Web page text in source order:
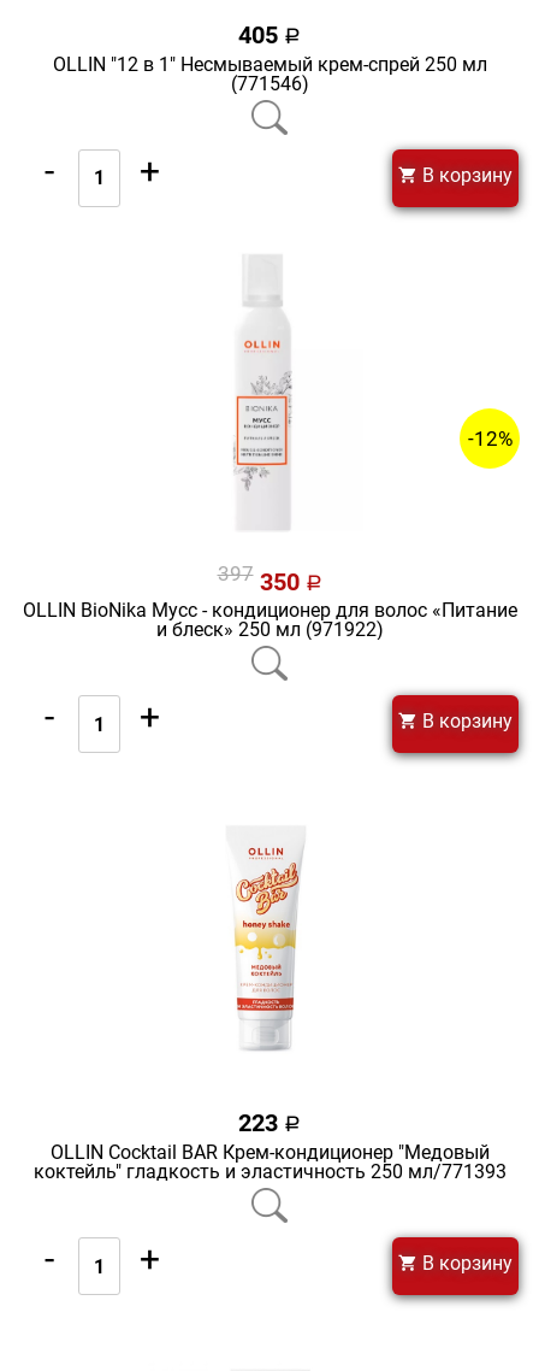
405 a
OLLIN "12 в 1" Несмываемый крем-спрей 250 мл
(771546)
- + В корзину
-12%
397350 a
OLLIN BioNika Мусс - кондиционер для волос «Питание
и блеск» 250 мл (971922)
- + В корзину
223 a
OLLIN Cocktail BAR Крем-кондиционер "Медовый
коктейль" гладкость и эластичность 250 мл/771393
- + В корзину